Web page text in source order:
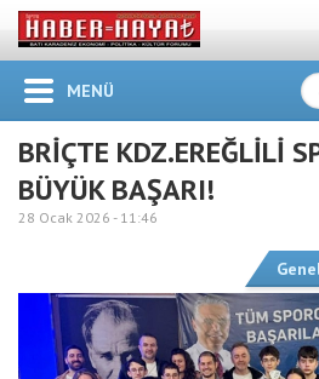
MENÜ
BRİÇTE KDZ.EREĞLİLİ
BÜYÜK BAŞARI!
28 Ocak 2026 - 11:46